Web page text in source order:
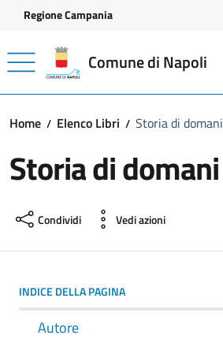
Vai ai contenuti
Vai al footer
Regione Campania
Comune di Napoli
Home Elenco Libri Storia di domani
Storia di domani
Condividi Vedi azioni
INDICE DELLA PAGINA
Autore